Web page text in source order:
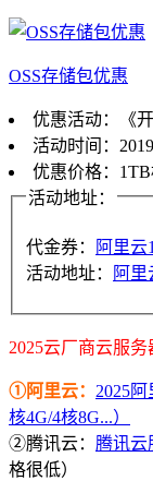
OSS存储包优惠
优惠活动：《
活动时间：
优惠价格：
活动地址：
代金券：
阿里
活动地址：
阿
2025云厂商云服务
①阿里云： 2025
核4G/4核8G...）
②腾讯云： 腾讯云
格很低）